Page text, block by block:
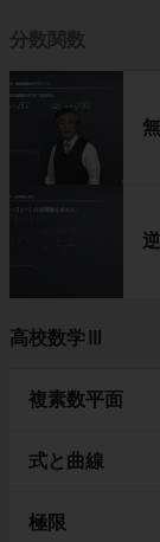
分数関数
高校数学Ⅲ
複素数平面
式と曲線
極限